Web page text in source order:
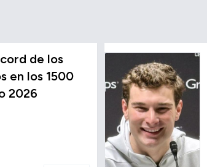
de los
en los 1500
2026